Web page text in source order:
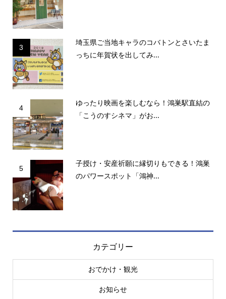
3
埼玉県ご当地キャラのコバトンとさいたま
っちに年賀状を出してみ...
4
ゆったり映画を楽しむなら！鴻巣駅直結の
「こうのすシネマ」がお...
5
子授け・安産祈願に縁切りもできる！鴻巣
のパワースポット「鴻神...
カテゴリー
おでかけ・観光
お知らせ